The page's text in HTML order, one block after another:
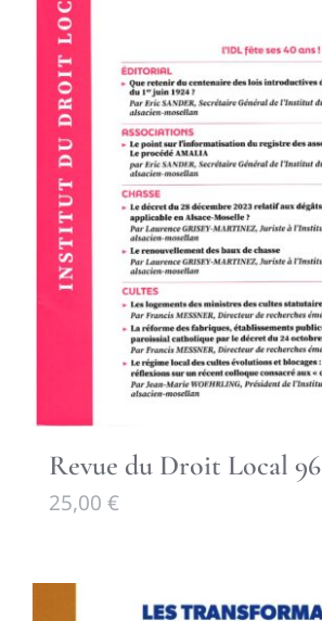
Revue du Droit Local 96
25,00 €